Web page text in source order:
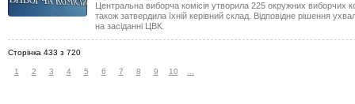
Центральна виборча комісія утворила 225 окружних виборчих
також затвердила їхній керівний склад. Відповідне рішення
на засіданні ЦВК.
Сторінка 433 з 720
1 2 3 4 5 6 7 8 9 10